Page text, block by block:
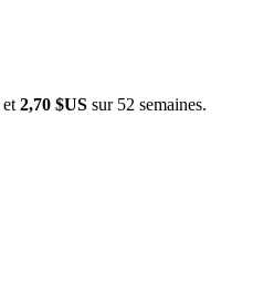
et 2,70 $US sur 52 semaines.